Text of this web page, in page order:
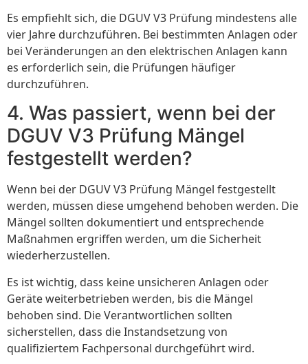
Es empfiehlt sich, die DGUV V3 Prüfung mindestens alle
vier Jahre durchzuführen. Bei bestimmten Anlagen oder
bei Veränderungen an den elektrischen Anlagen kann
es erforderlich sein, die Prüfungen häufiger
durchzuführen.
4. Was passiert, wenn bei der
DGUV V3 Prüfung Mängel
festgestellt werden?
Wenn bei der DGUV V3 Prüfung Mängel festgestellt
werden, müssen diese umgehend behoben werden. Die
Mängel sollten dokumentiert und entsprechende
Maßnahmen ergriffen werden, um die Sicherheit
wiederherzustellen.
Es ist wichtig, dass keine unsicheren Anlagen oder
Geräte weiterbetrieben werden, bis die Mängel
behoben sind. Die Verantwortlichen sollten
sicherstellen, dass die Instandsetzung von
qualifiziertem Fachpersonal durchgeführt wird.